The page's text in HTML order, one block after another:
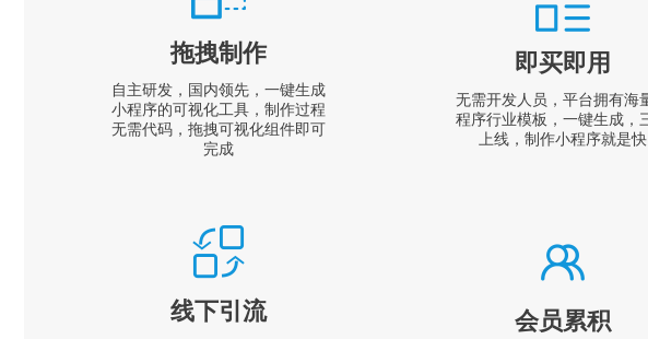
拖拽制作
自主研发，国内领先，一键生成
小程序的可视化工具，制作过程
无需代码，拖拽可视化组件即可
完成
即买即用
无需开发人员，平台拥有海
程序行业模板，一键生成，
上线，制作小程序就是快
线下引流 会员累积